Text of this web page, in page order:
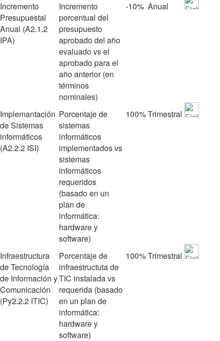
Incremento
Presupuestal
Anual (A2.1.2
IPA)
Incremento
porcentual del
presupuesto
aprobado del año
evaluado vs el
aprobado para el
año anterior (en
términos
nominales)
‐10% Anual
Implemantación
de Sistemas
informáticos
(A2.2.2 ISI)
Porcentaje de
sistemas
informáticos
implementados vs
sistemas
informáticos
requeridos
(basado en un
plan de
informática:
hardware y
software)
100%Trimestral
Infraestructura
de Tecnología
de Información y
Comunicación
(Py2.2.2 ITIC)
Porcentaje de
infraestructuta de
TIC instalada vs
requerida (basado
en un plan de
informática:
hardware y
software)
100%Trimestral